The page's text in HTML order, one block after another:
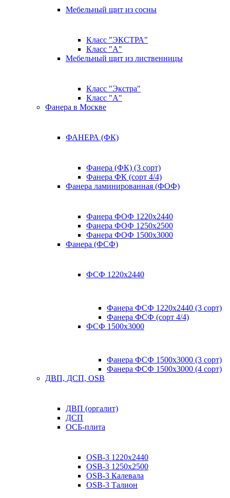
Мебельный щит из сосны
Класс "ЭКСТРА"
Класс "А"
Мебельный щит из лиственницы
Класс "Экстра"
Класс "А"
Фанера в Москве
ФАНЕРА (ФК)
Фанера (ФК) (3 сорт)
Фанера ФК (сорт 4/4)
Фанера ламинированная (ФОФ)
Фанера ФОФ 1220x2440
Фанера ФОФ 1250x2500
Фанера ФОФ 1500x3000
Фанера (ФСФ)
ФСФ 1220х2440
Фанера ФСФ 1220х2440 (3 сорт)
Фанера ФСФ (сорт 4/4)
ФСФ 1500х3000
Фанера ФСФ 1500х3000 (3 сорт)
Фанера ФСФ 1500х3000 (4 сорт)
ДВП, ДСП, OSB
ДВП (оргалит)
ДСП
ОСБ-плита
OSB-3 1220х2440
OSB-3 1250х2500
OSB-3 Калевала
OSB-3 Талион